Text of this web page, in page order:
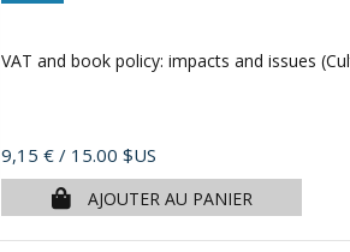
VAT and book policy: impacts and issues
Prix
9,15 € / 15.00 $US
AJOUTER AU PANIER